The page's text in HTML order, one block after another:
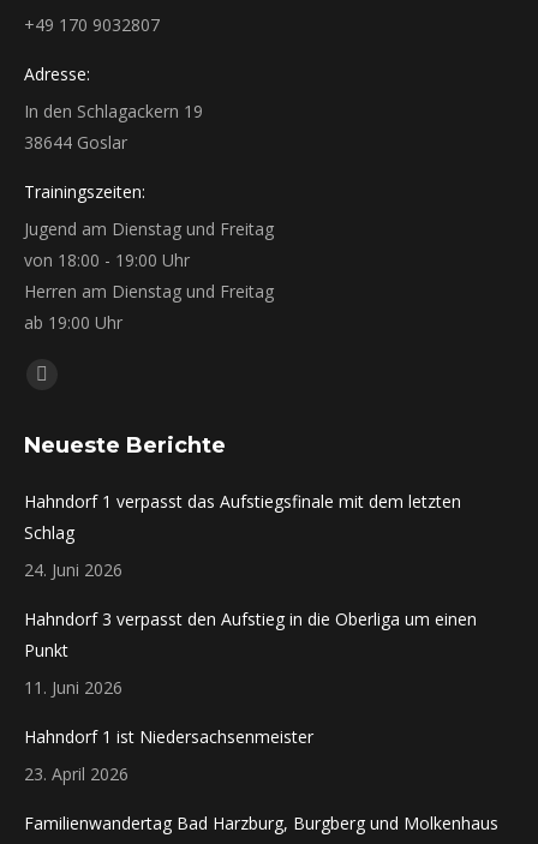
+49 170 9032807
Adresse:
In den Schlagackern 19
38644 Goslar
Trainingszeiten:
Jugend am Dienstag und Freitag
von 18:00 - 19:00 Uhr
Herren am Dienstag und Freitag
ab 19:00 Uhr
Finden Sie uns auf:
Instagram
opens
new
window
Neueste Berichte
Hahndorf 1 verpasst das Aufstiegsfinale mit dem letzten
Schlag
24. Juni 2026
Hahndorf 3 verpasst den Aufstieg in die Oberliga um einen
Punkt
11. Juni 2026
Hahndorf 1 ist Niedersachsenmeister
23. April 2026
Familienwandertag Bad Harzburg, Burgberg und Molkenhaus